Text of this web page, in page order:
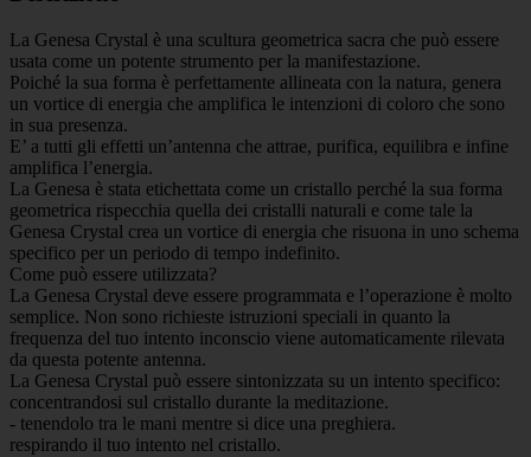
La Genesa Crystal è una scultura geometrica sacra che può essere
usata come un potente strumento per la manifestazione.
Poiché la sua forma è perfettamente allineata con la natura, genera
un vortice di energia che amplifica le intenzioni di coloro che sono
in sua presenza.
E’ a tutti gli effetti un’antenna che attrae, purifica, equilibra e infine
amplifica l’energia.
La Genesa è stata etichettata come un cristallo perché la sua forma
geometrica rispecchia quella dei cristalli naturali e come tale la
Genesa Crystal crea un vortice di energia che risuona in uno schema
specifico per un periodo di tempo indefinito.
Come può essere utilizzata?
La Genesa Crystal deve essere programmata e l’operazione è molto
semplice. Non sono richieste istruzioni speciali in quanto la
frequenza del tuo intento inconscio viene automaticamente rilevata
da questa potente antenna.
La Genesa Crystal può essere sintonizzata su un intento specifico:
concentrandosi sul cristallo durante la meditazione.
- tenendolo tra le mani mentre si dice una preghiera.
respirando il tuo intento nel cristallo.